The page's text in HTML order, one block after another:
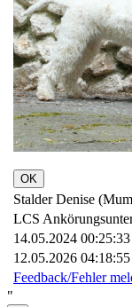
OK
Stalder Denise
LCS
14.05.2024 00:25:33
12.05.2026 04:18:55
Feedback/Fehler
"